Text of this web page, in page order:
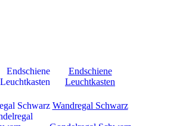
Endschiene
Leuchtkasten
Wandregal Schwarz